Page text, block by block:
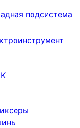
подсистема